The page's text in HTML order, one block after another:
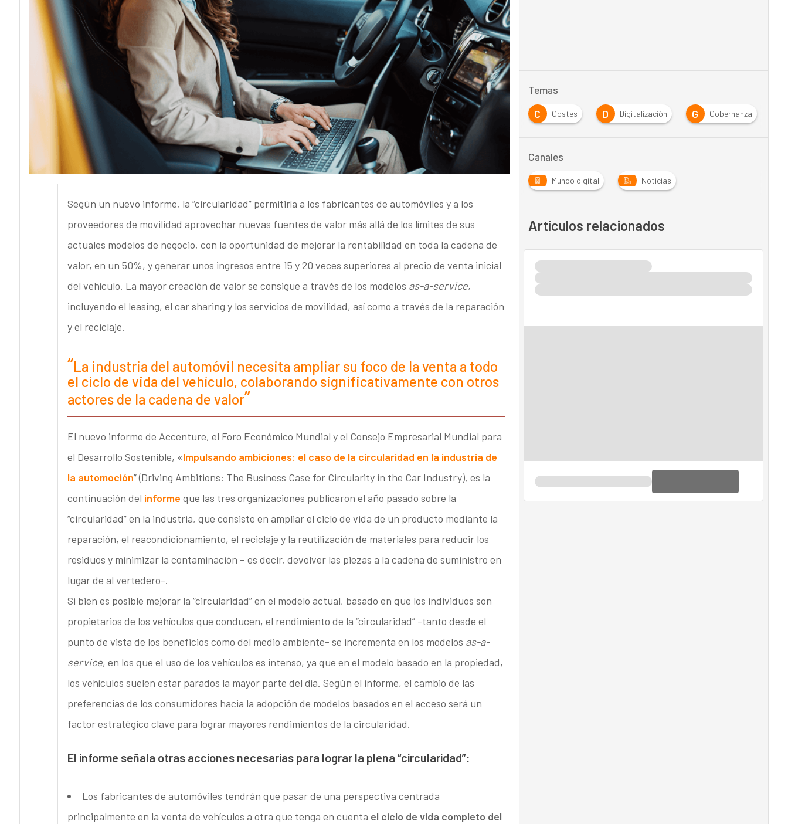
Según un nuevo informe, la “circularidad” permitiría a los fabricantes de automóviles y a los
proveedores de movilidad aprovechar nuevas fuentes de valor más allá de los límites de sus
actuales modelos de negocio, con la oportunidad de mejorar la rentabilidad en toda la cadena de
valor, en un 50%, y generar unos ingresos entre 15 y 20 veces superiores al precio de venta inicial
del vehículo. La mayor creación de valor se consigue a través de los modelos as-a-service,
incluyendo el leasing, el car sharing y los servicios de movilidad, así como a través de la reparación
y el reciclaje.
La industria del automóvil necesita ampliar su foco de la venta a todo
el ciclo de vida del vehículo, colaborando significativamente con otros
actores de la cadena de valor
El nuevo informe de Accenture, el Foro Económico Mundial y el Consejo Empresarial Mundial para
el Desarrollo Sostenible, «Impulsando ambiciones: el caso de la circularidad en la industria de
la automoción” (Driving Ambitions: The Business Case for Circularity in the Car Industry), es la
continuación del informe que las tres organizaciones publicaron el año pasado sobre la
“circularidad” en la industria, que consiste en ampliar el ciclo de vida de un producto mediante la
reparación, el reacondicionamiento, el reciclaje y la reutilización de materiales para reducir los
residuos y minimizar la contaminación – es decir, devolver las piezas a la cadena de suministro en
lugar de al vertedero-.
Si bien es posible mejorar la “circularidad” en el modelo actual, basado en que los individuos son
propietarios de los vehículos que conducen, el rendimiento de la “circularidad” -tanto desde el
punto de vista de los beneficios como del medio ambiente- se incrementa en los modelos as-a-
service, en los que el uso de los vehículos es intenso, ya que en el modelo basado en la propiedad,
los vehículos suelen estar parados la mayor parte del día. Según el informe, el cambio de las
preferencias de los consumidores hacia la adopción de modelos basados en el acceso será un
factor estratégico clave para lograr mayores rendimientos de la circularidad.
El informe señala otras acciones necesarias para lograr la plena “circularidad”:
Los fabricantes de automóviles tendrán que pasar de una perspectiva centrada
principalmente en la venta de vehículos a otra que tenga en cuenta el ciclo de vida completo del
Temas
Beneficios C Costes D Digitalización G Gobernanza
Canales
Mundo digital Noticias
Artículos relacionados